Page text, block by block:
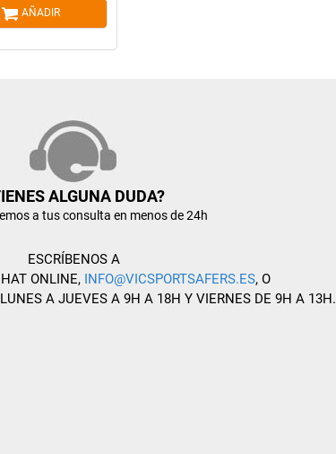
AÑADIR
ALGUNA DUDA?
a tus consulta en menos de 24h
ESCRÍBENOS A
ONLINE, INFO@VICSPORTSAFERS.ES, O
A JUEVES A 9H A 18H Y VIERNES DE 9H A 13H.